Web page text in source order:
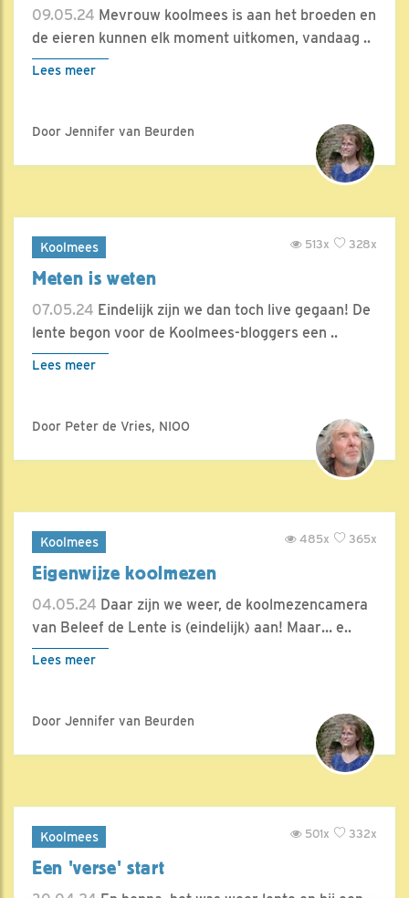
09.05.24 Mevrouw koolmees is aan het broeden en
de eieren kunnen elk moment uitkomen, vandaag ..
Lees meer
Door Jennifer van Beurden
Koolmees 328x
513x
Meten is weten
07.05.24 Eindelijk zijn we dan toch live gegaan! De
lente begon voor de Koolmees-bloggers een ..
Lees meer
Door Peter de Vries, NIOO
Koolmees 365x
485x
Eigenwijze koolmezen
04.05.24 Daar zijn we weer, de koolmezencamera
van Beleef de Lente is (eindelijk) aan! Maar… e..
Lees meer
Door Jennifer van Beurden
Koolmees 332x
501x
Een 'verse' start